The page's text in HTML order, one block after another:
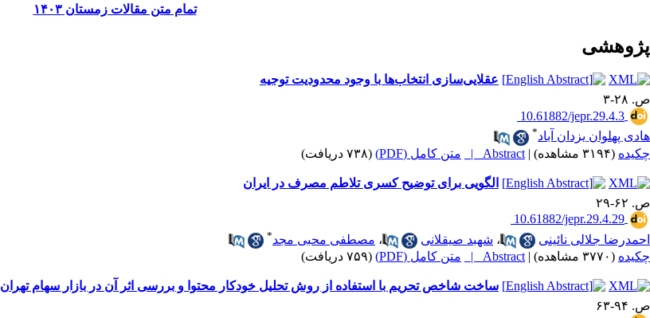
تمام متن مقالات زمستان ۱۴۰۳
پژوهشی
عقلایی‌سازی انتخاب‌ها با وجود محدودیت‌ توجیه
ص. ۲۸-۳
‎ 10.61882/jepr.29.4.3
هادی پهلوان یزدان آباد*
چکیده (۳۱۹۴ مشاهده) |
Abstract | متن کامل (PDF) (۷۳۸ دریافت)
الگویی برای توضیح کسری تلاطم مصرف در ایران
ص. ۶۲-۲۹
‎ 10.61882/jepr.29.4.29
احمدرضا جلالی نائینی
، شهبد صیقلانی ، مصطفی محبی مجد*
چکیده (۳۷۷۰ مشاهده) |
Abstract | متن کامل (PDF) (۷۵۹ دریافت)
ساخت شاخص تحریم با استفاده از روش تحلیل خودکار محتوا و بررسی اثر آن در بازار سهام تهران
ص. ۹۴-۶۳